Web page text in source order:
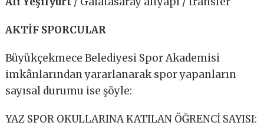
AKTİF SPORCULAR
Büyükçekmece Belediyesi Spor Akademisi
imkânlarından yararlanarak spor yapanların
sayısal durumu ise şöyle:
YAZ SPOR OKULLARINA KATILAN ÖĞRENCİ SAYISI: